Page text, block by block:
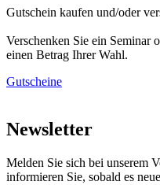
Gutschein kaufen und/oder
Verschenken Sie ein Seminar
einen Betrag Ihrer Wahl.
Gutscheine
Newsletter
Melden Sie sich bei unserem
informieren Sie, sobald es